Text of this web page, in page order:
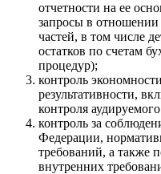
отчетности на ее
запросы в
частей, в том числе
остатков по счетам
процедур);
контроль
результативности,
контроля
контроль за
Федерации,
требований, а также
внутренних